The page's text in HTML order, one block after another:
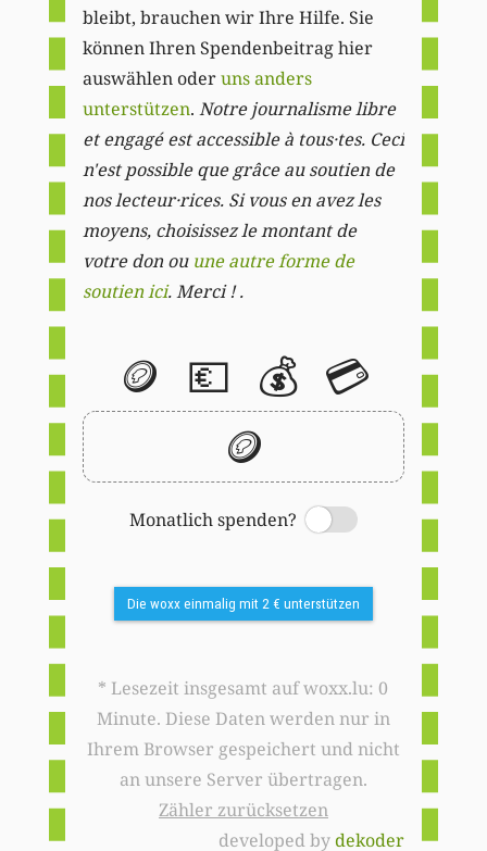
bleibt, brauchen wir Ihre Hilfe. Sie
können Ihren Spendenbeitrag hier
auswählen oderuns anders
unterstützen. Notre journalisme libre
et engagé est accessible à tous·tes. Ceci
n'est possible que grâce au soutien de
nos lecteur·rices. Si vous en avez les
moyens, choisissez le montant de
votre don ou une autre forme de
soutien ici. Merci ! .
🪙 💶 💰 💳
🪙
Monatlich spenden?
Switch
Die woxx einmalig mit 2 € unterstützen
* Lesezeit insgesamt auf woxx.lu: 0
Minute. Diese Daten werden nur in
Ihrem Browser gespeichert und nicht
an unsere Server übertragen.
Zähler zurücksetzen
developed bydekoder